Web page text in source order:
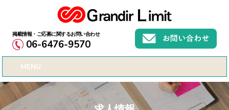
06-6476-9570
MENU